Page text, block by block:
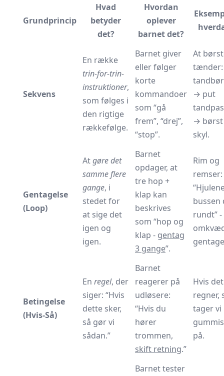
Grundprincip
Hvad
betyder
det?
Hvordan
oplever
barnet det?
Sekvens
En række
trin-for-trin-
instruktioner,
som følges i
den rigtige
rækkefølge.
Barnet giver
eller følger
korte
kommandoer
som “gå
frem”, “drej”,
“stop”.
At
→ put
→
skyl.
Gentagelse
(Loop)
Atgøre det
samme flere
gange, i
stedet for
at sige det
igen og
igen.
Barnet
opdager, at
tre hop +
klap kan
beskrives
som “hop og
klap - gentag
3 gange”.
Rim og
remser:
bussen
rundt” -
Betingelse
(Hvis-Så)
En regel, der
siger: “Hvis
dette sker,
så gør vi
sådan.”
Barnet
reagerer på
udløsere:
“Hvis du
hører
trommen,
skift retning.”
Hvis det
regner,
tager vi
på.
Barnet tester